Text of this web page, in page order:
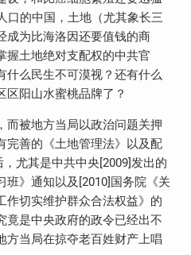
口的中国，土地（尤其象长三
成为比海洛因还要值钱的商
握土地绝对支配权的中共官
什么民生不可漠视？还有什么
区阳山水蜜桃品牌了？
而被地方当局以政治问题关押
完善的《土地管理法》以及配
尤其是中共中央[2009]发出的
班》通知以及[2010]国务院《关
作切实维护群众合法权益》的
竟是中央政府的政令已经出不
方当局在掠夺老百姓财产上唱